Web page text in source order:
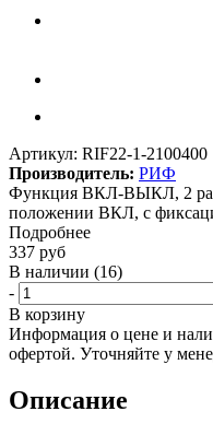
Артикул: RIF22-1-2100400
Производитель: РИФ
Функция ВКЛ-ВЫКЛ, 2
положении ВКЛ, с
Подробнее
337 руб
В наличии (16)
-
В корзину
Информация о цене и
офертой. Уточняйте у
Описание